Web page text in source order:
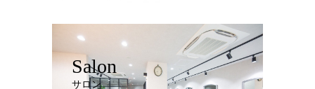
Salon
サロン